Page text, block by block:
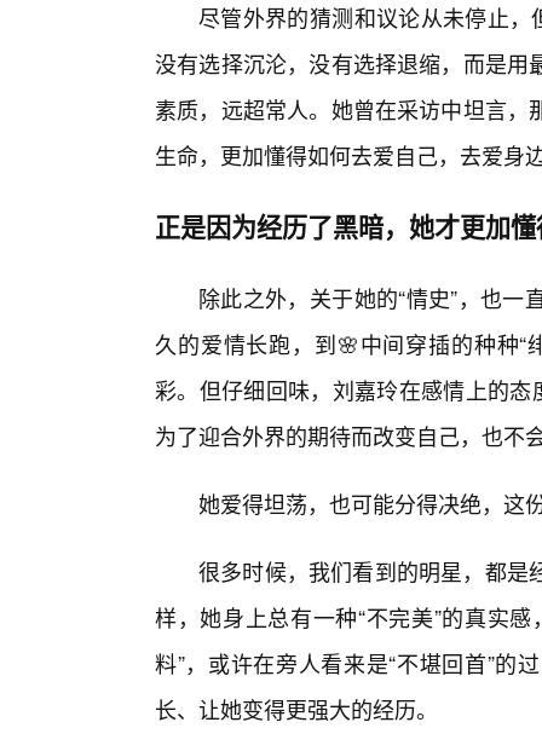
尽管外界的猜测和议论从未停止，
没有选择沉沦，没有选择退缩，而是
素质，远超常人。她曾在采访中坦言
生命，更加懂得如何去爱自己，去爱身
正是因为经历了黑暗，她才更加
除此之外，关于她的“情史”，也
久的爱情长跑，到🌸中间穿插的种种
彩。但仔细回味，刘嘉玲在感情上的
为了迎合外界的期待而改变自己，也不
她爱得坦荡，也可能分得决绝，这
很多时候，我们看到的明星，都是
样，她身上总有一种“不完美”的真实
料”，或许在旁人看来是“不堪回首”的
长、让她变得更强大的经历。